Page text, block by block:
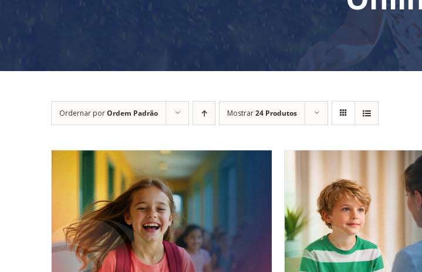
Ordernar porOrdem Padrão Mostrar24 Produtos